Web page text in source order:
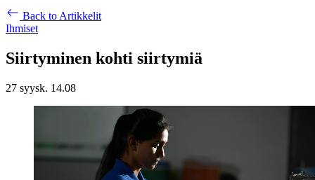
Back to Artikkelit
Ihmiset
Siirtyminen kohti siirtymiä
27 syysk. 14.08